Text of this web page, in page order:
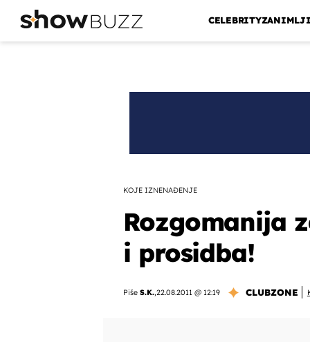
CELEBRITY
KOJE IZNENAĐENJE
Rozgomanija
i prosidba!
Piše S.K.,22.08.2011 @ 12:19 CLUBZONE